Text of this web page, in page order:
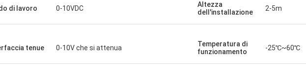
di lavoro 0-10VDC
Altezza
dell'installazione
2-5m
tenue 0-10V che si attenua
Temperatura di
funzionamento
-25℃~60℃